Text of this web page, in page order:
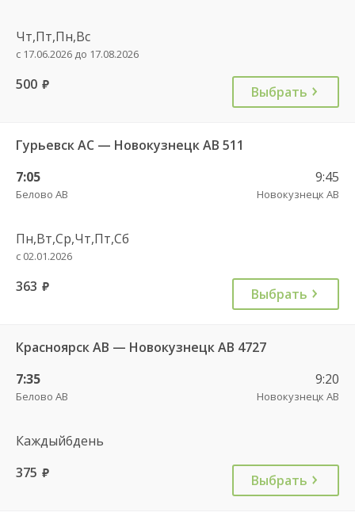
Чт,Пт,Пн,Вс
с 17.06.2026 до 17.08.2026
500 руб. Выбрать
Гурьевск АС — Новокузнецк АВ 511
7:05
Белово АВ
9:45
Новокузнецк АВ
Пн,Вт,Ср,Чт,Пт,Сб
с 02.01.2026
363 руб. Выбрать
Красноярск АВ — Новокузнецк АВ 4727
7:35
Белово АВ
9:20
Новокузнецк АВ
Каждый6день
375 руб. Выбрать